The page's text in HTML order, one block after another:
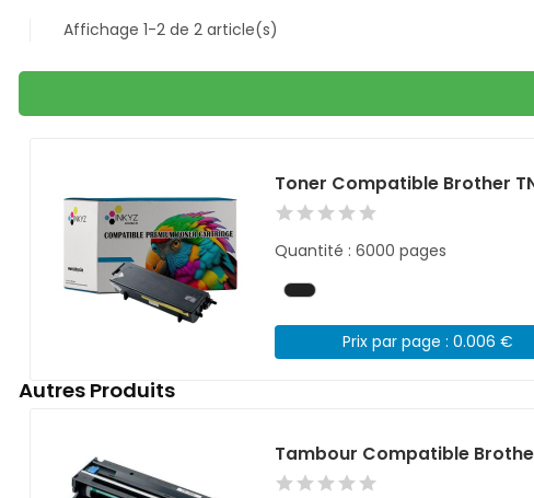
Affichage 1-2 de 2 article(s)
Toner Compatible Brother
Quantité : 6000 pages
Prix par page : 0.006 €
Autres Produits
Tambour Compatible